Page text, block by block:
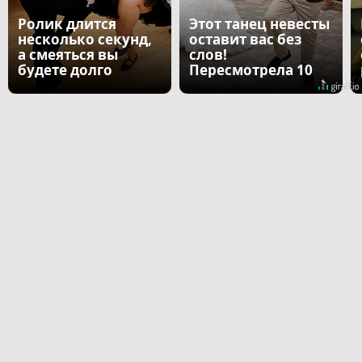
Ролик длится
несколько секунд,
а смеяться вы
будете долго
Этот танец невесты
оставит вас без
слов!
Пересмотрела 10